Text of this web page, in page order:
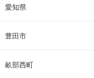
愛知県
豊田市
畝部西町